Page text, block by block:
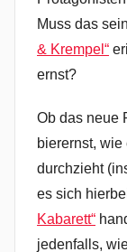
Muss das
& Krempel“
ernst?
Ob das neue
bierernst,
durchzieht
es sich
Kabarett“
jedenfalls,